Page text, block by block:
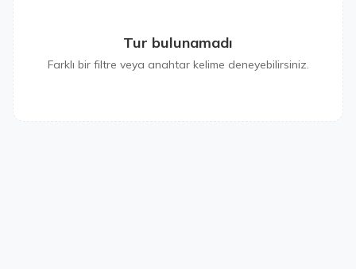
Tur bulunamadı
Farklı bir filtre veya anahtar kelime deneyebilirsiniz.